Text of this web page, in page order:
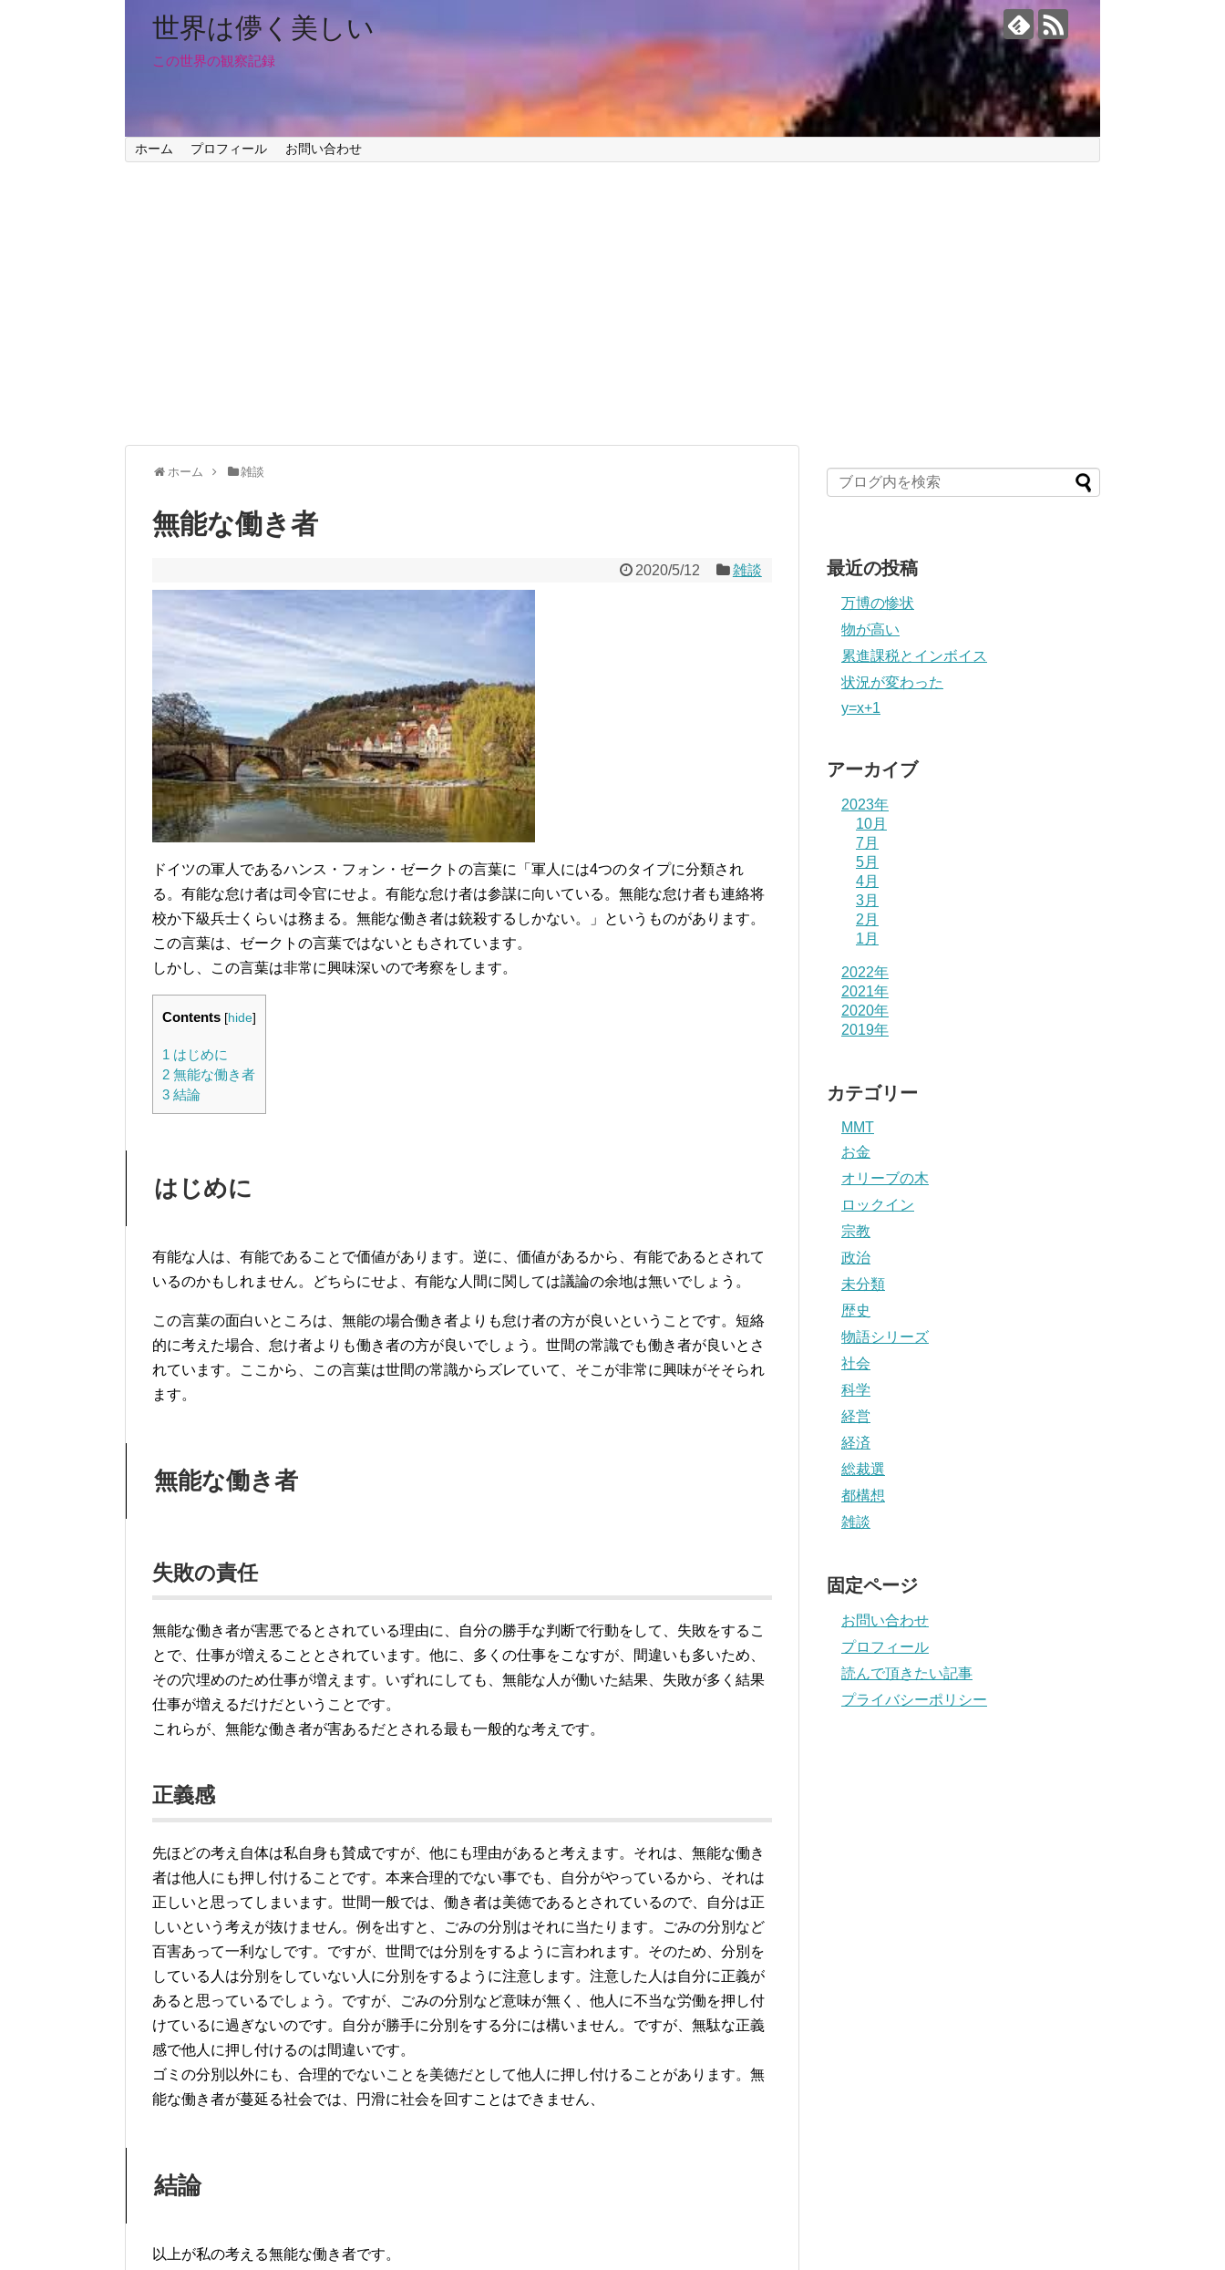
世界は儚く美しい
この世界の観察記録
ホーム プロフィール お問い合わせ
ホーム 雑談
無能な働き者
2020/5/12 雑談
ドイツの軍人であるハンス・フォン・ゼークトの言葉に「軍人には4つのタイプに分類され
る。有能な怠け者は司令官にせよ。有能な怠け者は参謀に向いている。無能な怠け者も連絡将
校か下級兵士くらいは務まる。無能な働き者は銃殺するしかない。」というものがあります。
この言葉は、ゼークトの言葉ではないともされています。
しかし、この言葉は非常に興味深いので考察をします。
Contents [hide]
1 はじめに
2 無能な働き者
3 結論
はじめに
有能な人は、有能であることで価値があります。逆に、価値があるから、有能であるとされて
いるのかもしれません。どちらにせよ、有能な人間に関しては議論の余地は無いでしょう。
この言葉の面白いところは、無能の場合働き者よりも怠け者の方が良いということです。短絡
的に考えた場合、怠け者よりも働き者の方が良いでしょう。世間の常識でも働き者が良いとさ
れています。ここから、この言葉は世間の常識からズレていて、そこが非常に興味がそそられ
ます。
無能な働き者
失敗の責任
無能な働き者が害悪でるとされている理由に、自分の勝手な判断で行動をして、失敗をするこ
とで、仕事が増えることとされています。他に、多くの仕事をこなすが、間違いも多いため、
その穴埋めのため仕事が増えます。いずれにしても、無能な人が働いた結果、失敗が多く結果
仕事が増えるだけだということです。
これらが、無能な働き者が害あるだとされる最も一般的な考えです。
正義感
先ほどの考え自体は私自身も賛成ですが、他にも理由があると考えます。それは、無能な働き
者は他人にも押し付けることです。本来合理的でない事でも、自分がやっているから、それは
正しいと思ってしまいます。世間一般では、働き者は美徳であるとされているので、自分は正
しいという考えが抜けません。例を出すと、ごみの分別はそれに当たります。ごみの分別など
百害あって一利なしです。ですが、世間では分別をするように言われます。そのため、分別を
している人は分別をしていない人に分別をするように注意します。注意した人は自分に正義が
あると思っているでしょう。ですが、ごみの分別など意味が無く、他人に不当な労働を押し付
けているに過ぎないのです。自分が勝手に分別をする分には構いません。ですが、無駄な正義
感で他人に押し付けるのは間違いです。
ゴミの分別以外にも、合理的でないことを美徳だとして他人に押し付けることがあります。無
能な働き者が蔓延る社会では、円滑に社会を回すことはできません、
結論
以上が私の考える無能な働き者です。
最近の投稿
万博の惨状
物が高い
累進課税とインボイス
状況が変わった
y=x+1
アーカイブ
2023年
10月
7月
5月
4月
3月
2月
1月
2022年
2021年
2020年
2019年
カテゴリー
MMT
お金
オリーブの木
ロックイン
宗教
政治
未分類
歴史
物語シリーズ
社会
科学
経営
経済
総裁選
都構想
雑談
固定ページ
お問い合わせ
プロフィール
読んで頂きたい記事
プライバシーポリシー